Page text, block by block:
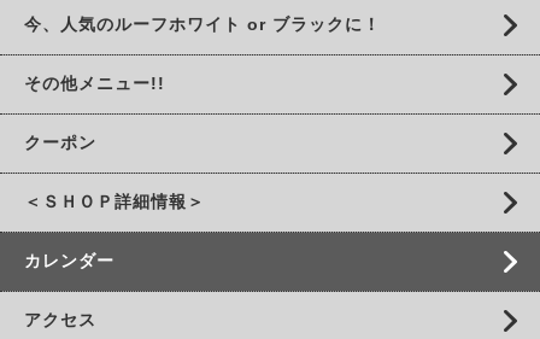
今、人気のルーフホワイト or ブラックに！
その他メニュー!!
クーポン
＜ＳＨＯＰ詳細情報＞
カレンダー
アクセス